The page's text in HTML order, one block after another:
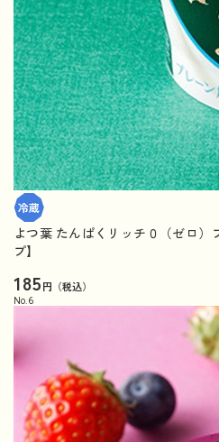
よつ葉 たんぱくリッチ０（ゼロ）
プ】
185円（税込）
No. 6